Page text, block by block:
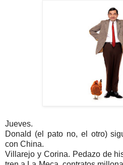
Jueves.
Donald (el pato no, el otro)
con China.
Villarejo y Corina. Pedazo de